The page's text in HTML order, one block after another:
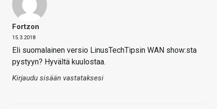
Fortzon
15.3.2018
Eli suomalainen versio LinusTechTipsin WAN show:sta
pystyyn? Hyvältä kuulostaa.
Kirjaudu sisään vastataksesi